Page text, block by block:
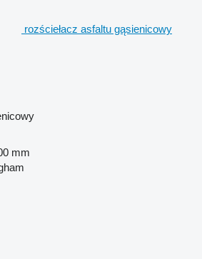
rozściełacz asfaltu gąsienicowy
mm